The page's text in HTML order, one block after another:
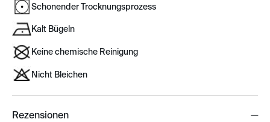
Schonender Trocknungsprozess
Kalt Bügeln
Keine chemische Reinigung
Nicht Bleichen
Rezensionen